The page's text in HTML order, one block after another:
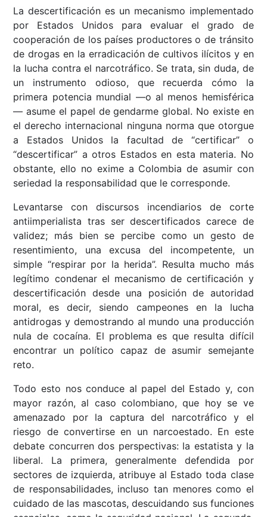
La descertificación es un mecanismo implementado
por Estados Unidos para evaluar el grado de
cooperación de los países productores o de tránsito
de drogas en la erradicación de cultivos ilícitos y en
la lucha contra el narcotráfico. Se trata, sin duda, de
un instrumento odioso, que recuerda cómo la
primera potencia mundial —o al menos hemisférica
— asume el papel de gendarme global. No existe en
el derecho internacional ninguna norma que otorgue
a Estados Unidos la facultad de “certificar” o
“descertificar” a otros Estados en esta materia. No
obstante, ello no exime a Colombia de asumir con
seriedad la responsabilidad que le corresponde.
Levantarse con discursos incendiarios de corte
antiimperialista tras ser descertificados carece de
validez; más bien se percibe como un gesto de
resentimiento, una excusa del incompetente, un
simple “respirar por la herida”. Resulta mucho más
legítimo condenar el mecanismo de certificación y
descertificación desde una posición de autoridad
moral, es decir, siendo campeones en la lucha
antidrogas y demostrando al mundo una producción
nula de cocaína. El problema es que resulta difícil
encontrar un político capaz de asumir semejante
reto.
Todo esto nos conduce al papel del Estado y, con
mayor razón, al caso colombiano, que hoy se ve
amenazado por la captura del narcotráfico y el
riesgo de convertirse en un narcoestado. En este
debate concurren dos perspectivas: la estatista y la
liberal. La primera, generalmente defendida por
sectores de izquierda, atribuye al Estado toda clase
de responsabilidades, incluso tan menores como el
cuidado de las mascotas, descuidando sus funciones